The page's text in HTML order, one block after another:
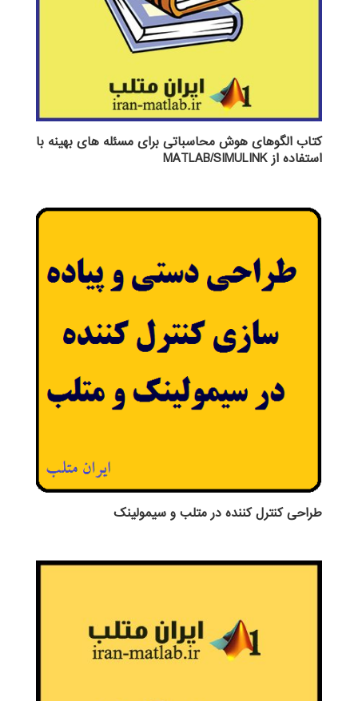
کتاب الگوهای هوش محاسباتی برای مسئله های بهینه با
استفاده از MATLAB/SIMULINK
طراحی کنترل کننده در متلب و سیمولینک